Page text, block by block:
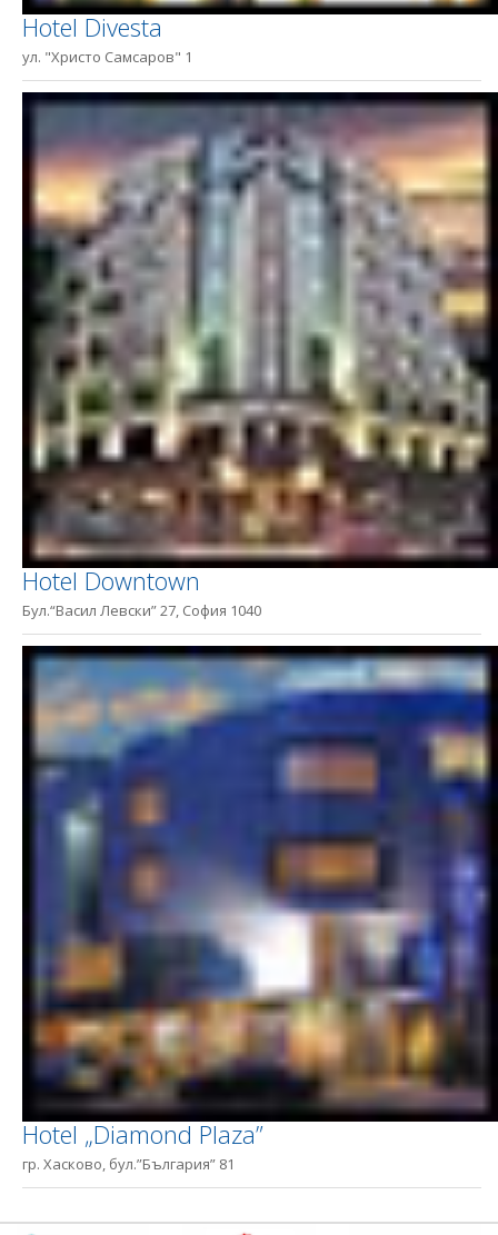
Hotel Divesta
ул. "Христо Самсаров" 1
Hotel Downtown
Бул.“Васил Левски” 27, София 1040
Hotel „Diamond Plaza”
гр. Хасково, бул.”България” 81